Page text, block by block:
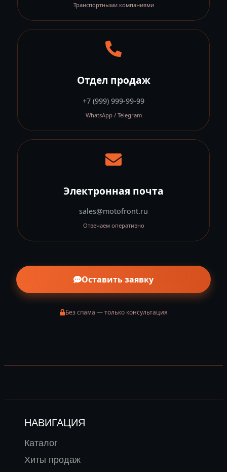
Транспортными компаниями
Отдел продаж
+7 (999) 999-99-99
WhatsApp / Telegram
Электронная почта
sales@motofront.ru
Отвечаем оперативно
Оставить заявку
Без спама — только консультация
НАВИГАЦИЯ
Каталог
Хиты продаж